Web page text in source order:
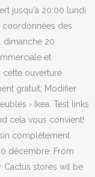
jusqu'à 20:00 lundi
coordonnées des
dimanche 20
et
cette ouverture
gratuit; Modifier
› Ikea. Test links
cela vous convient!
complètement
décembre. From
Cactus stores wil be